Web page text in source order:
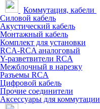
Коммутация, кабели
Силовой кабель
Акустический кабель
Монтажный кабель
Комплект для установки
RCA-RCA аналоговый
Y-разветвители RCA
Межблочный в нарезку
Разъемы RCA
Цифровой кабель
Прочие соединители
Аксессуары для коммутации